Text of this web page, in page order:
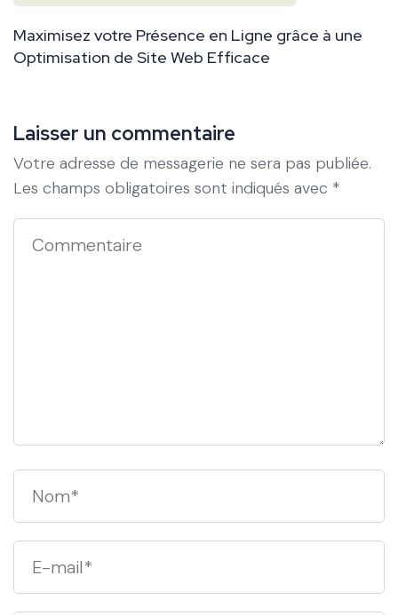
Maximisez votre Présence en Ligne grâce à une
Optimisation de Site Web Efficace
Laisser un commentaire
Votre adresse de messagerie ne sera pas publiée.
Les champs obligatoires sont indiqués avec *